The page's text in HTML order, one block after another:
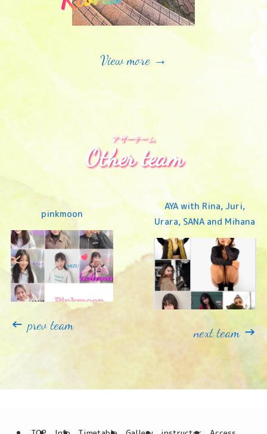
View more →
Other team
アザーチーム
pinkmoon
← prev team
AYA with Rina, Juri,
Urara, SANA and Mihana
next team→